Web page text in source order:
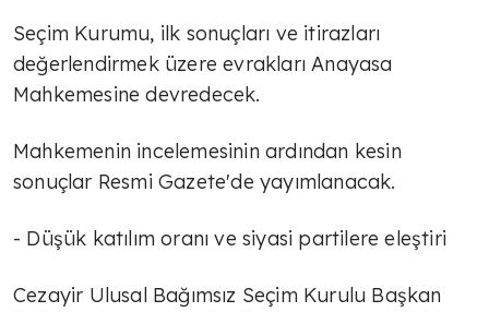
Seçim Kurumu, ilk sonuçları ve itirazları
değerlendirmek üzere evrakları Anayasa
Mahkemesine devredecek.
Mahkemenin incelemesinin ardından kesin
sonuçlar Resmi Gazete'de yayımlanacak.
- Düşük katılım oranı ve siyasi partilere eleştiri
Cezayir Ulusal Bağımsız Seçim Kurulu Başkan